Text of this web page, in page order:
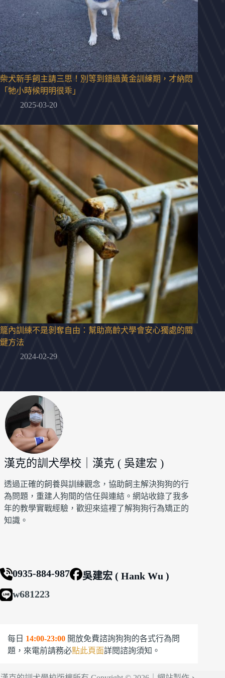
柴犬新手飼主請三思！別等到錯過黃金訓練期，才納悶
「牠小時候明明很乖」
2025-03-20
籠內訓練不是剝奪自由：幫助高齡犬學會安心獨處的關
鍵方法
2024-02-29
漢克的訓犬學校｜漢克 ( 吳建宏 )
透過正確的飼養與訓練觀念，協助飼主解決狗狗的行
為問題，重建人狗間的信任與連結。網站收錄了我多
年的教學實戰經驗，歡迎來這裡了解狗狗行為矯正的
知識。
0935-884-987
吳建宏 ( Hank Wu )
w681223
每日 14:00-23:00 開放免費諮詢狗狗的各式行為問
題，來電前請務必點此頁面詳閱諮詢須知。